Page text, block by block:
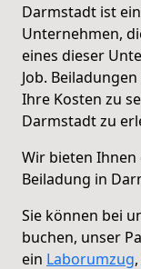
Darmstadt ist
Unternehmen,
eines dieser
Job.
Ihre Kosten zu
Darmstadt zu
Wir bieten
Beiladung in
Sie können bei
buchen, unser
ein Laborumzug,